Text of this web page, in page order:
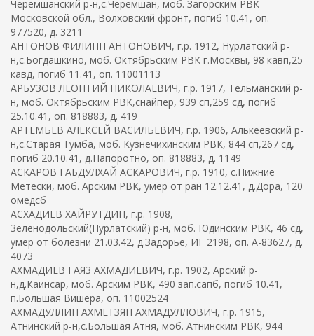
Черемшанский р-н,с.Черемшан, моб. Загорским РВК
Московской обл., Волховский фронт, погиб 10.41, оп.
977520, д. 3211
АНТОНОВ ФИЛИПП АНТОНОВИЧ, г.р. 1912, Нурлатский р-
н,с.Богдашкино, моб. Октябрьским РВК г.Москвы, 98 кавп,25
кавд, погиб 11.41, оп. 11001113
АРБУЗОВ ЛЕОНТИЙ НИКОЛАЕВИЧ, г.р. 1917, Тельманский р-
н, моб. Октябрьским РВК,снайпер, 939 сп,259 сд, погиб
25.10.41, оп. 818883, д. 419
АРТЕМЬЕВ АЛЕКСЕЙ ВАСИЛЬЕВИЧ, г.р. 1906, Алькеевский р-
н,с.Старая Тумба, моб. Кузнечихинским РВК, 844 сп,267 сд,
погиб 20.10.41, д.Папоротно, оп. 818883, д. 1149
АСКАРОВ ГАБДУЛХАЙ АСКАРОВИЧ, г.р. 1910, с.Нижние
Метески, моб. Арским РВК, умер от ран 12.12.41, д.Дора, 120
омедсб
АСХАДИЕВ ХАЙРУТДИН, г.р. 1908,
Зеленодольский(Нурлатский) р-н, моб. Юдинским РВК, 46 сд,
умер от болезни 21.03.42, д.Задорье, ИГ 2198, оп. А-83627, д.
4073
АХМАДИЕВ ГАЯЗ АХМАДИЕВИЧ, г.р. 1902, Арский р-
н,д.Каинсар, моб. Арским РВК, 490 зап.сапб, погиб 10.41,
п.Большая Вишера, оп. 11002524
АХМАДУЛЛИН АХМЕТЗЯН АХМАДУЛЛОВИЧ, г.р. 1915,
Атнинский р-н,с.Большая Атня, моб. Атнинским РВК, 944